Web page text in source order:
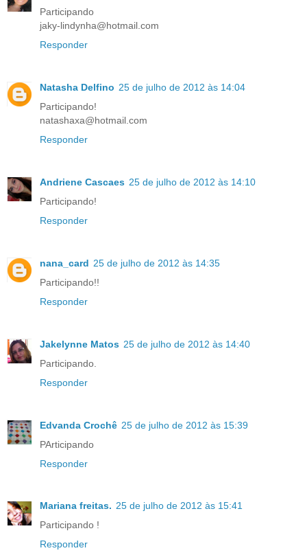
Participando
jaky-lindynha@hotmail.com
Responder
Natasha Delfino 25 de julho de 2012 às 14:04
Participando!
natashaxa@hotmail.com
Responder
Andriene Cascaes 25 de julho de 2012 às 14:10
Participando!
Responder
nana_card 25 de julho de 2012 às 14:35
Participando!!
Responder
Jakelynne Matos 25 de julho de 2012 às 14:40
Participando.
Responder
Edvanda Crochê 25 de julho de 2012 às 15:39
PArticipando
Responder
Mariana freitas. 25 de julho de 2012 às 15:41
Participando !
Responder